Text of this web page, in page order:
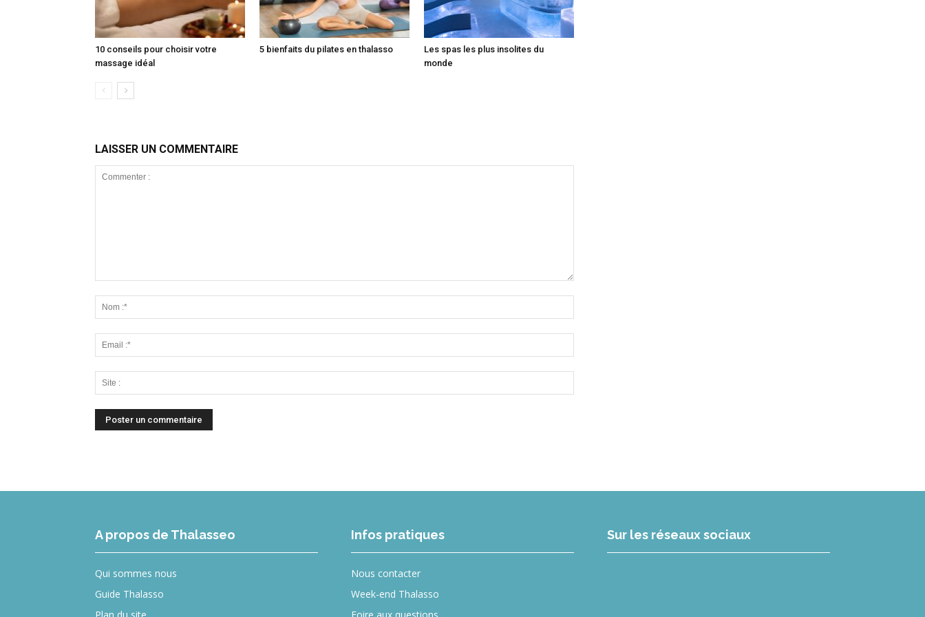
10 conseils pour choisir votre
massage idéal
5 bienfaits du pilates en thalasso
Les spas les plus insolites du
monde
LAISSER UN COMMENTAIRE
A propos de Thalasseo
Qui sommes nous
Guide Thalasso
Plan du site
Infos pratiques
Nous contacter
Week-end Thalasso
Foire aux questions
Sur les réseaux sociaux